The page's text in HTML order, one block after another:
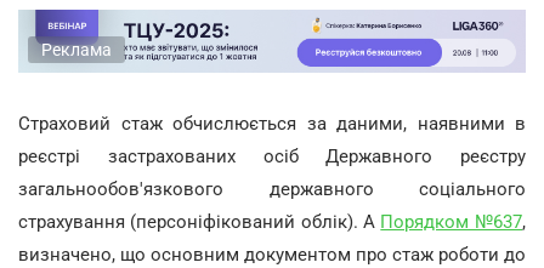
Реклама
Cтраховий стаж обчислюється за даними, наявними в
реєстрі застрахованих осіб Державного реєстру
загальнообов'язкового державного соціального
страхування (персоніфікований облік). А Порядком №637,
визначено, що основним документом про стаж роботи до